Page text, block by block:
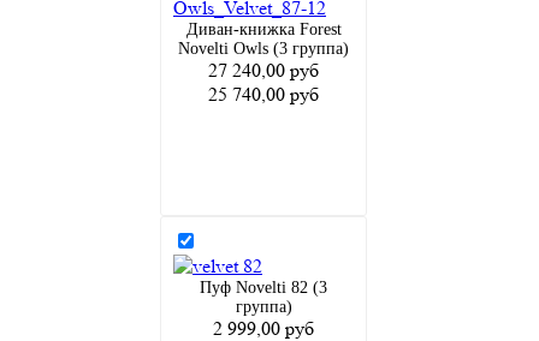
Диван-книжка Forest
Novelti Owls (3 группа)
27 240,00 руб
25 740,00 руб
Пуф Novelti 82 (3
группа)
2 999,00 руб